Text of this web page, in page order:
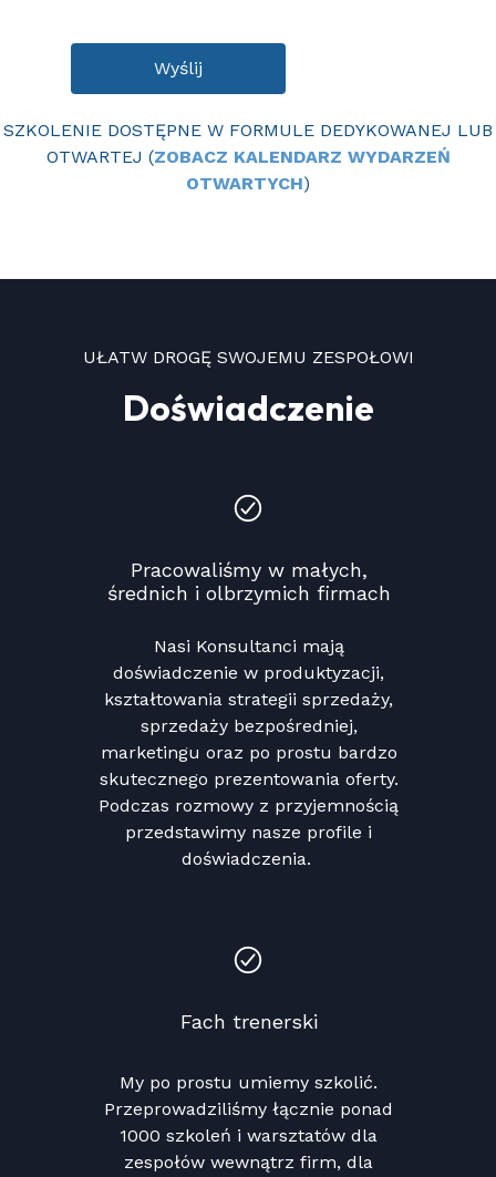
SZKOLENIE DOSTĘPNE W FORMULE DEDYKOWANEJ LUB
OTWARTEJ (ZOBACZ KALENDARZ WYDARZEŃ
OTWARTYCH)
Wyślij
UŁATW DROGĘ SWOJEMU ZESPOŁOWI
Doświadczenie
Fach trenerski
My po prostu umiemy szkolić.
Przeprowadziliśmy łącznie ponad
1000 szkoleń i warsztatów dla
zespołów wewnątrz firm, dla
Pracowaliśmy w małych,
średnich i olbrzymich firmach
Nasi Konsultanci mają
doświadczenie w produktyzacji,
kształtowania strategii sprzedaży,
sprzedaży bezpośredniej,
marketingu oraz po prostu bardzo
skutecznego prezentowania oferty.
Podczas rozmowy z przyjemnością
przedstawimy nasze profile i
doświadczenia.